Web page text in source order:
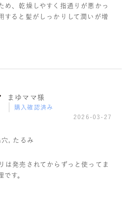
め、乾燥しやすく指通りが悪かっ
すると髪がしっかりして潤いが増
まゆママ様
購入確認済み
2026-03-27
, たるみ
は発売されてからずっと使ってま
です。